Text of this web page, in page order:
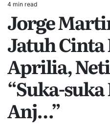
Estimated
read
time
4 min read
Jorge
Jatuh Cinta
Aprilia,
“Suka-
Anj…”